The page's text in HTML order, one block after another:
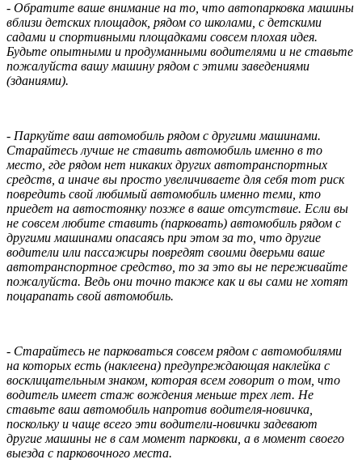
- Обратите ваше внимание на то, что автопарковка машины
вблизи детских площадок, рядом со школами, с детскими
садами и спортивными площадками совсем плохая идея.
Будьте опытными и продуманными водителями и не ставьте
пожалуйста вашу машину рядом с этими заведениями
(зданиями).
- Паркуйте ваш автомобиль рядом с другими машинами.
Старайтесь лучше не ставить автомобиль именно в то
место, где рядом нет никаких других автотранспортных
средств, а иначе вы просто увеличиваете для себя тот риск
повредить свой любимый автомобиль именно теми, кто
приедет на автостоянку позже в ваше отсутствие. Если вы
не совсем любите ставить (парковать) автомобиль рядом с
другими машинами опасаясь при этом за то, что другие
водители или пассажиры повредят своими дверьми ваше
автотранспортное средство, то за это вы не переживайте
пожалуйста. Ведь они точно также как и вы сами не хотят
поцарапать свой автомобиль.
- Старайтесь не парковаться совсем рядом с автомобилями
на которых есть (наклеена) предупреждающая наклейка с
восклицательным знаком, которая всем говорит о том, что
водитель имеет стаж вождения меньше трех лет. Не
ставьте ваш автомобиль напротив водителя-новичка,
поскольку и чаще всего эти водители-новички задевают
другие машины не в сам момент парковки, а в момент своего
выезда с парковочного места.